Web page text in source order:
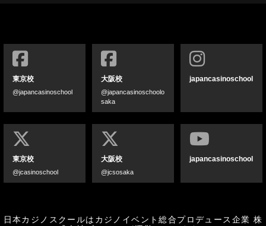
東京校
@japancasinoschool
大阪校
@japancasinoschoolo
saka
japancasinoschool
東京校
@jcasinoschool
大阪校
@jcsosaka
japancasinoschool
日本カジノスクールはカジノイベント総合プロデュース企業 株